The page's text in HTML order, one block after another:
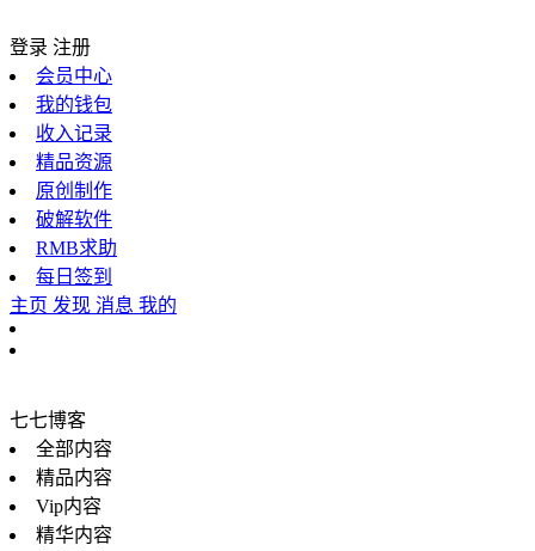
登录 注册
会员中心
我的钱包
收入记录
精品资源
原创制作
破解软件
RMB求助
每日签到
主页 发现 消息 我的
七七博客
全部内容
精品内容
Vip内容
精华内容